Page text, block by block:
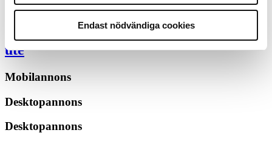
Endast nödvändiga cookies
15 juni 2026
Mats Johansson:Poliser behövs inte bara
ute
Mobilannons
Desktopannons
Desktopannons